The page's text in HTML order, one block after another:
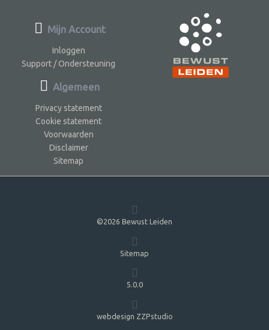
Mijn Account
Inloggen
Support / Ondersteuning
Algemeen
Privacy statement
Cookie statement
Voorwaarden
Disclaimer
Sitemap
©2026 Bewust Leiden
Sitemap
5.0.0
webdesign ZZPstudio